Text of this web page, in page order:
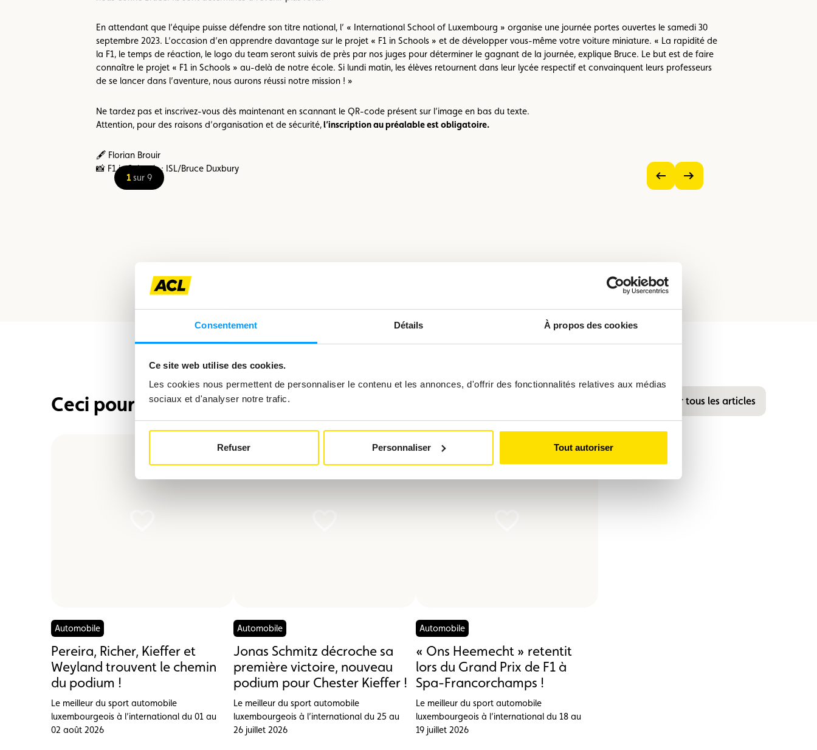
Consentement Détails À propos des cookies
Ce site web utilise des cookies.
Les cookies nous permettent de personnaliser le contenu et les annonces, d'offrir des fonctionnalités relatives aux médias
sociaux et d'analyser notre trafic.
Refuser Personnaliser Tout autoriser
En attendant que l’équipe puisse défendre son titre national, l’ « International School of Luxembourg » organise une journée portes ouvertes le samedi 30
septembre 2023. L’occasion d’en apprendre davantage sur le projet « F1 in Schools » et de développer vous-même votre voiture miniature. « La rapidité de
la F1, le temps de réaction, le logo du team seront suivis de près par nos juges pour déterminer le gagnant de la journée, explique Bruce. Le but est de faire
connaître le projet « F1 in Schools » au-delà de notre école. Si lundi matin, les élèves retournent dans leur lycée respectif et convainquent leurs professeurs
de se lancer dans l’aventure, nous aurons réussi notre mission ! »
Ne tardez pas et inscrivez-vous dès maintenant en scannant le QR-code présent sur l’image en bas du texte.
Attention, pour des raisons d’organisation et de sécurité,l’inscription au préalable est obligatoire.
🖋️ Florian Brouir
📸 F1 in Schools ; ISL/Bruce Duxbury
1sur 9
Voir
Ceci pourrait également vous intéresser Voir tous les articles
Automobile
Pereira, Richer, Kieffer et
Weyland trouvent le chemin
du podium !
Le meilleur du sport automobile
luxembourgeois à l’international du 01 au
02 août 2026
Automobile
Jonas Schmitz décroche sa
première victoire, nouveau
podium pour Chester Kieffer !
Le meilleur du sport automobile
luxembourgeois à l’international du 25 au
26 juillet 2026
Automobile
« Ons Heemecht » retentit
lors du Grand Prix de F1 à
Spa-Francorchamps !
Le meilleur du sport automobile
luxembourgeois à l’international du 18 au
19 juillet 2026